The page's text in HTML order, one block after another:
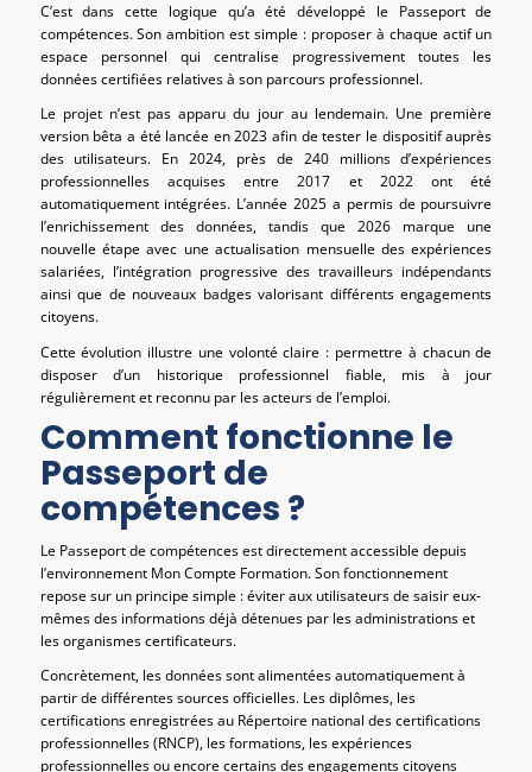
C’est dans cette logique qu’a été développé le Passeport de
compétences. Son ambition est simple : proposer à chaque actif un
espace personnel qui centralise progressivement toutes les
données certifiées relatives à son parcours professionnel.
Le projet n’est pas apparu du jour au lendemain. Une première
version bêta a été lancée en 2023 afin de tester le dispositif auprès
des utilisateurs. En 2024, près de 240 millions d’expériences
professionnelles acquises entre 2017 et 2022 ont été
automatiquement intégrées. L’année 2025 a permis de poursuivre
l’enrichissement des données, tandis que 2026 marque une
nouvelle étape avec une actualisation mensuelle des expériences
salariées, l’intégration progressive des travailleurs indépendants
ainsi que de nouveaux badges valorisant différents engagements
citoyens.
Cette évolution illustre une volonté claire : permettre à chacun de
disposer d’un historique professionnel fiable, mis à jour
régulièrement et reconnu par les acteurs de l’emploi.
Comment fonctionne le
Passeport de
compétences ?
Le Passeport de compétences est directement accessible depuis
l’environnement Mon Compte Formation. Son fonctionnement
repose sur un principe simple : éviter aux utilisateurs de saisir eux-
mêmes des informations déjà détenues par les administrations et
les organismes certificateurs.
Concrètement, les données sont alimentées automatiquement à
partir de différentes sources officielles. Les diplômes, les
certifications enregistrées au Répertoire national des certifications
professionnelles (RNCP), les formations, les expériences
professionnelles ou encore certains des engagements citoyens